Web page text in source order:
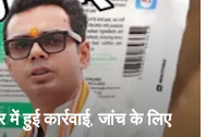
हुई कार्रवाई, जांच के लिए